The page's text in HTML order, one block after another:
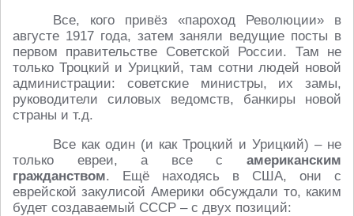
Все, кого привёз «пароход Революции» в
августе 1917 года, затем заняли ведущие посты в
первом правительстве Советской России. Там не
только Троцкий и Урицкий, там сотни людей новой
администрации: советские министры, их замы,
руководители силовых ведомств, банкиры новой
страны и т.д.
Все как один (и как Троцкий и Урицкий) – не
только евреи, а все с американским
гражданством. Ещё находясь в США, они с
еврейской закулисой Америки обсуждали то, каким
будет создаваемый СССР – с двух позиций: